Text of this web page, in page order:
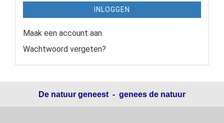
INLOGGEN
Maak een account aan
Wachtwoord vergeten?
De natuur geneest - genees de natuur